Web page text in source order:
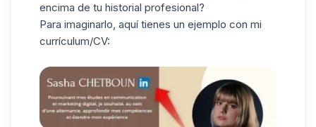
encima de tu historial profesional?
Para imaginarlo, aquí tienes un ejemplo con mi
currículum/CV: